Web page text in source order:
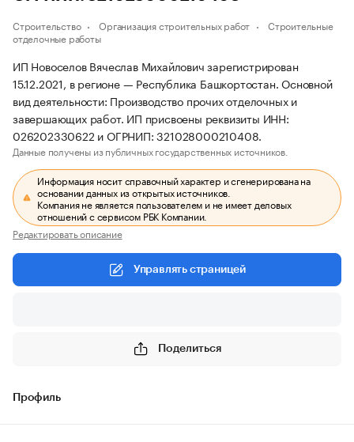
Строительство Организация строительных работ
Строительные
отделочные работы
ИП Новоселов Вячеслав Михайлович зарегистрирован
15.12.2021, в регионе — Республика Башкортостан. Основной
вид деятельности: Производство прочих отделочных и
завершающих работ. ИП присвоены реквизиты ИНН:
026202330622 и ОГРНИП: 321028000210408.
Данные получены из публичных государственных источников.
Информация носит справочный характер и сгенерирована на
основании данных из открытых источников.
Компания не является пользователем и не имеет деловых
отношений с сервисом РБК Компании.
Редактировать описание
Управлять страницей
Поделиться
Профиль